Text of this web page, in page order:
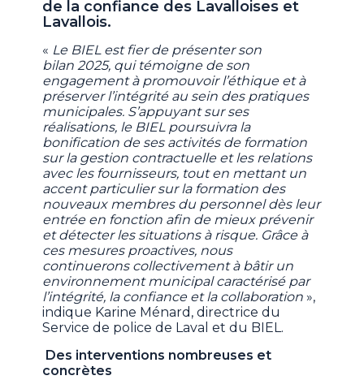
de la confiance des Lavalloises et
Lavallois.
« Le BIEL est fier de présenter son
bilan 2025, qui témoigne de son
engagement à promouvoir l’éthique et à
préserver l’intégrité au sein des pratiques
municipales. S’appuyant sur ses
réalisations, le BIEL poursuivra la
bonification de ses activités de formation
sur la gestion contractuelle et les relations
avec les fournisseurs, tout en mettant un
accent particulier sur la formation des
nouveaux membres du personnel dès leur
entrée en fonction afin de mieux prévenir
et détecter les situations à risque. Grâce à
ces mesures proactives, nous
continuerons collectivement à bâtir un
environnement municipal caractérisé par
l’intégrité, la confiance et la collaboration »,
indique Karine Ménard, directrice du
Service de police de Laval et du BIEL.
Des interventions nombreuses et
concrètes